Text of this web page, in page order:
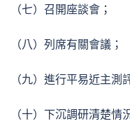
（七）召開座談會；
（八）列席有關會議；
（九）進行平易近主測
（十）下沉調研清楚情